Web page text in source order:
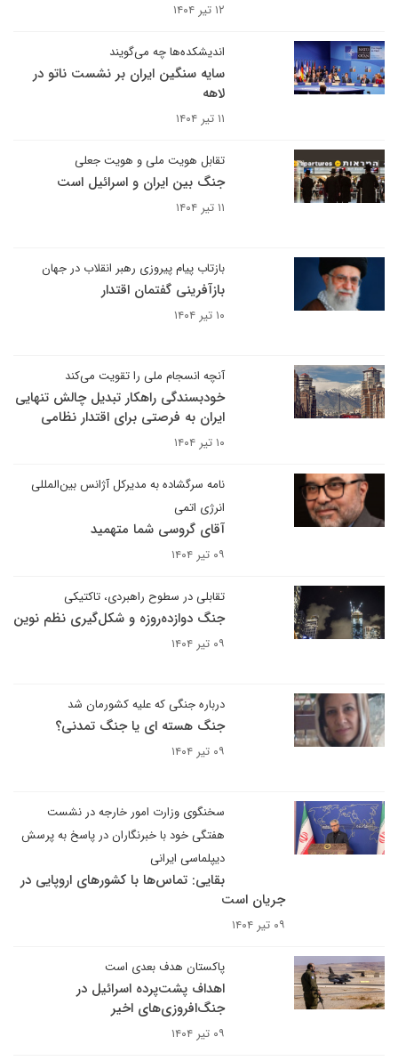
۱۲ تیر ۱۴۰۴
اندیشکده‌ها چه می‌گویند
سایه سنگین ایران بر نشست ناتو در
لاهه
۱۱ تیر ۱۴۰۴
تقابل هویت ملی و هویت جعلی
جنگ بین ایران و اسرائیل است
۱۱ تیر ۱۴۰۴
بازتاب پیام پیروزی رهبر انقلاب در جهان
بازآفرینی گفتمان اقتدار
۱۰ تیر ۱۴۰۴
آنچه انسجام ملی را تقویت می‌کند
خودبسندگی راهکار تبدیل چالش تنهایی
ایران به فرصتی برای اقتدار نظامی
۱۰ تیر ۱۴۰۴
نامه سرگشاده به مدیرکل آژانس بین‌المللی
انرژی اتمی
آقای گروسی شما متهمید
۰۹ تیر ۱۴۰۴
تقابلی در سطوح راهبردی، تاکتیکی
جنگ دوازده‌روزه و شکل‌گیری نظم نوین
۰۹ تیر ۱۴۰۴
درباره جنگی که علیه کشورمان شد
جنگ هسته ای یا جنگ تمدنی؟
۰۹ تیر ۱۴۰۴
سخنگوی وزارت امور خارجه در نشست
هفتگی خود با خبرنگاران در پاسخ به پرسش
دیپلماسی ایرانی
بقایی: تماس‌ها با کشورهای اروپایی در
جریان است
۰۹ تیر ۱۴۰۴
پاکستان هدف بعدی است
اهداف پشت‌پرده اسرائیل در
جنگ‌افروزی‌های اخیر
۰۹ تیر ۱۴۰۴